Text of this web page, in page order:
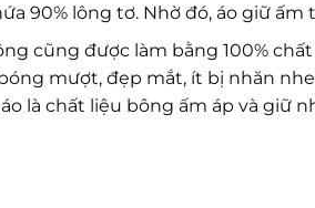
90% lông tơ. Nhờ đó, áo giữ
cũng được làm bằng 100%
mượt, đẹp mắt, ít bị nhăn
là chất liệu bông ấm áp và giữ